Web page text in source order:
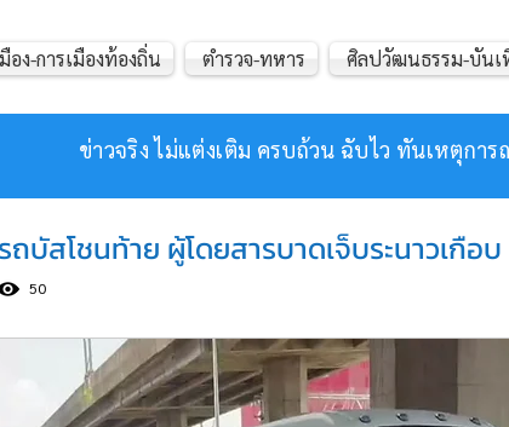
ข่าวจริง ไม่แต่งเติม ครบถ้วน ฉับไว ทันเหตุการ
อง-การเมืองท้องถิ่น ตำรวจ-ทหาร ศิลปวัฒนธรรม-บันเ
บัสโชนท้าย ผู้โดยสารบาดเจ็บระนาวเกือบ
50